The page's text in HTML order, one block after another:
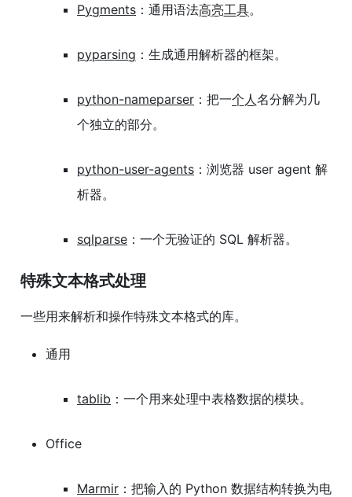
Pygments ：通用语法高亮工具。
pyparsing ：生成通用解析器的框架。
python-nameparser ：把一个人 名分解为几
个独立的部分。
python-user-agents ：浏览器 user agent 解
析器。
sqlparse ：一个无验证的 SQL 解析器。
特殊文本格式处理
一些用来解析和操作特殊文本格式的库。
通用
tablib ：一个用来处理中表格数据的模块。
Office
Marmir ：把输入的 Python 数据结构转换为电